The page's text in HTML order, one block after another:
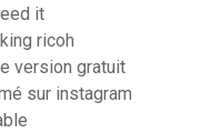
it
ricoh
version gratuit
sur instagram